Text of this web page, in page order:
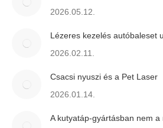
2026.05.12.
Lézeres kezelés autóbaleset
2026.02.11.
Csacsi nyuszi és a Pet Laser
2026.01.14.
A kutyatáp-gyártásban nem